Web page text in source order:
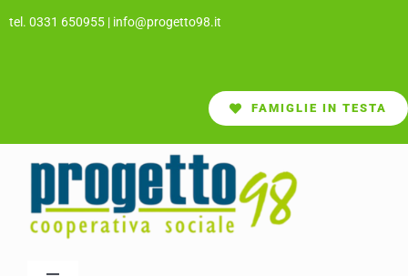
Salta
tel. 0331 650955 | info@progetto98.it
FAMIGLIE IN TESTA